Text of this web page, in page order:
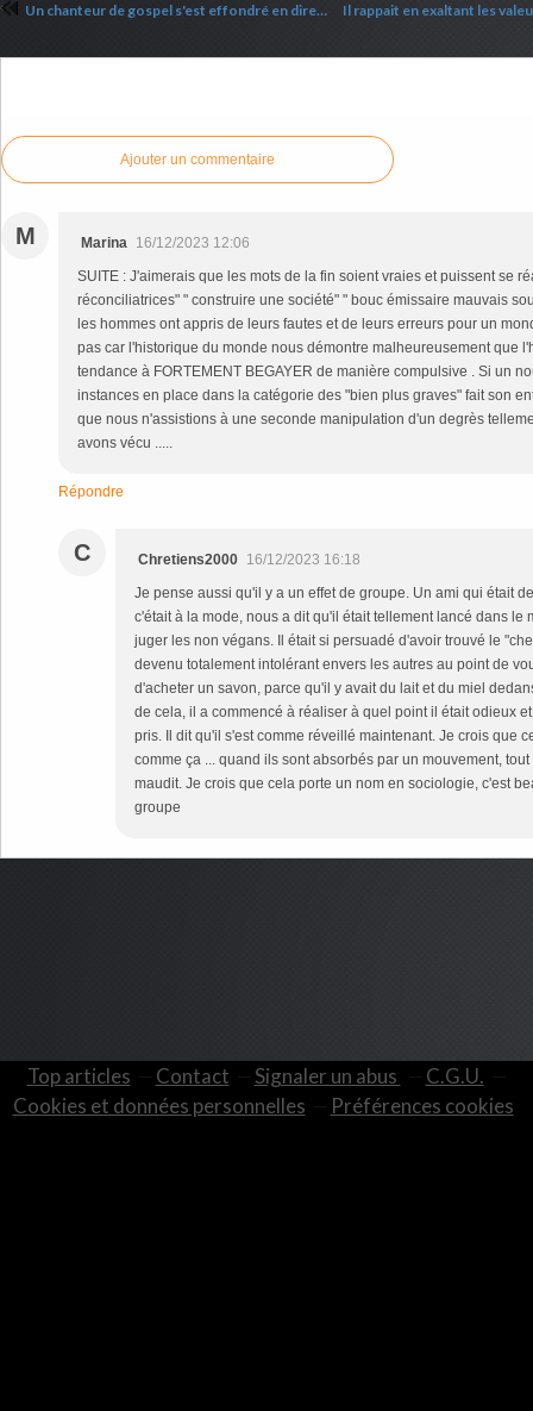
Un chanteur de gospel s'est effondré en direct durant un concert
Ajouter un commentaire
M Marina 16/12/2023 12:06
SUITE : J'aimerais que les mots de la fin soient vraies et puissent se
réconciliatrices" " construire une société" " bouc émissaire mauvais
les hommes ont appris de leurs fautes et de leurs erreurs pour un
pas car l'historique du monde nous démontre malheureusement que
tendance à FORTEMENT BEGAYER de manière compulsive . Si un
instances en place dans la catégorie des "bien plus graves" fait son
que nous n'assistions à une seconde manipulation d'un degrès
avons vécu .....
Répondre
C Chretiens2000 16/12/2023 16:18
Je pense aussi qu'il y a un effet de groupe. Un ami qui était
c'était à la mode, nous a dit qu'il était tellement lancé dans le
juger les non végans. Il était si persuadé d'avoir trouvé le
devenu totalement intolérant envers les autres au point de
d'acheter un savon, parce qu'il y avait du lait et du miel
de cela, il a commencé à réaliser à quel point il était odieux
pris. Il dit qu'il s'est comme réveillé maintenant. Je crois que
comme ça ... quand ils sont absorbés par un mouvement,
maudit. Je crois que cela porte un nom en sociologie, c'est
groupe
Top articles Contact Signaler un abus
C.G.U.
Cookies et données personnelles
Préférences cookies